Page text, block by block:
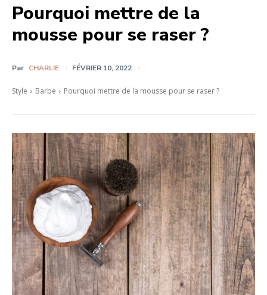
Pourquoi mettre de la
mousse pour se raser ?
Par CHARLIE FÉVRIER 10, 2022
Style Barbe Pourquoi mettre de la mousse pour se raser ?